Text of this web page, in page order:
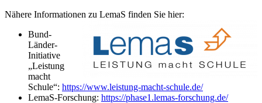
Nähere Informationen zu LemaS finden Sie hier:
Bund-
Länder-
Initiative
„Leistung
macht
Schule“: https://www.leistung-macht-schule.de/
LemaS-Forschung: https://phase1.lemas-forschung.de/